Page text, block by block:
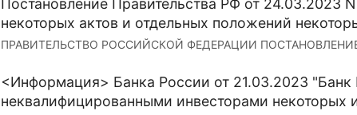
Постановление Правительства РФ от 24.03.2023
некоторых актов и отдельных положений
ПРАВИТЕЛЬСТВО РОССИЙСКОЙ ФЕДЕРАЦИИ ПОСТАНОВЛЕНИЕ
<Информация> Банка России от 21.03.2023 "Банк
неквалифицированными инвесторами некоторых